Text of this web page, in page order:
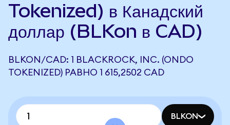
Tokenized) в Канадский
доллар (BLKon в CAD)
BLKON/CAD: 1 BLACKROCK, INC. (ONDO
TOKENIZED) РАВНО 1 615,2502 CAD
BLKON